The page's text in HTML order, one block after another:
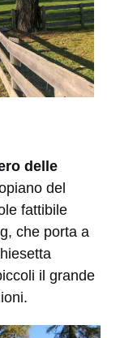
delle
del
fattibile
che porta a
il grande